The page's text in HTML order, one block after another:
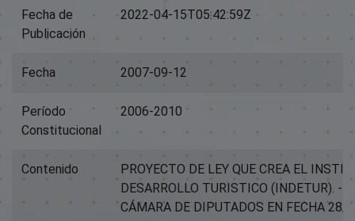
Fecha de
Publicación
2022-04-15T05:42:59Z
Fecha 2007-09-12
Período
Constitucional
2006-2010
Contenido
PROYECTO DE LEY QUE CREA EL
DESARROLLO TURISTICO (INDETUR). -
CÁMARA DE DIPUTADOS EN FECHA